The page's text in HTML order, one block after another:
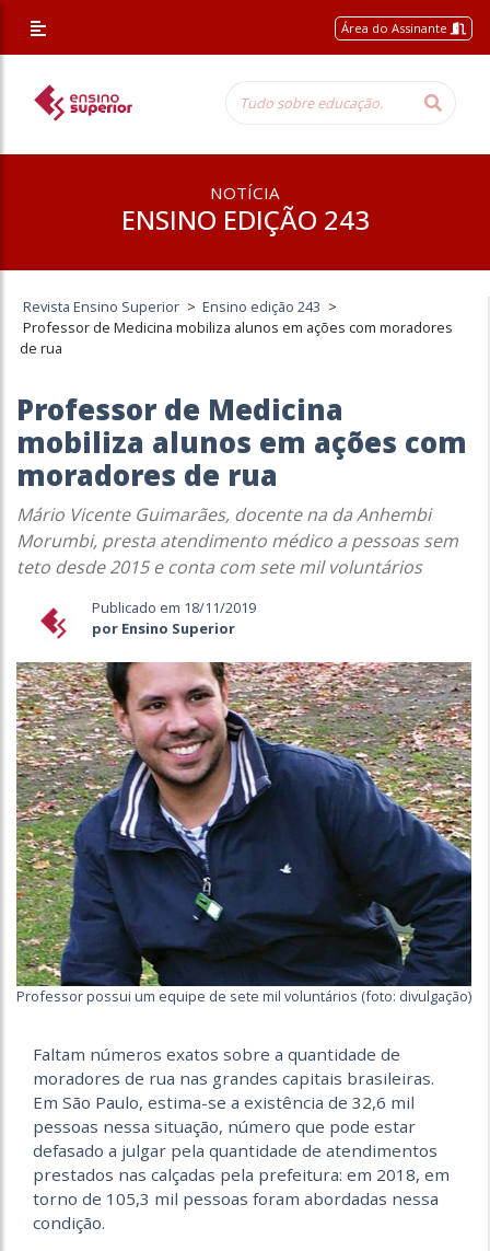
Área do Assinante
NOTÍCIA
ENSINO EDIÇÃO 243
Revista Ensino Superior > Ensino edição 243 >
Professor de Medicina mobiliza alunos em ações com moradores
de rua
Professor de Medicina
mobiliza alunos em ações com
moradores de rua
Mário Vicente Guimarães, docente na da Anhembi
Morumbi, presta atendimento médico a pessoas sem
teto desde 2015 e conta com sete mil voluntários
Publicado em 18/11/2019
por Ensino Superior
Professor possui um equipe de sete mil voluntários (foto: divulgação)
Faltam números exatos sobre a quantidade de
moradores de rua nas grandes capitais brasileiras.
Em São Paulo, estima-se a existência de 32,6 mil
pessoas nessa situação, número que pode estar
defasado a julgar pela quantidade de atendimentos
prestados nas calçadas pela prefeitura: em 2018, em
torno de 105,3 mil pessoas foram abordadas nessa
condição.